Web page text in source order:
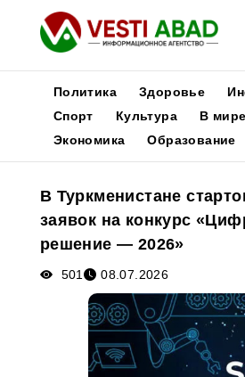
Новости
Медиа
Афиша
Политика Здоровье
Спорт
Культура В мире
Экономика
Образование
В Туркменистане
заявок на конкурс
решение — 2026»
501 08.07.2026